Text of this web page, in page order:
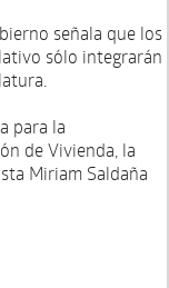
señala que los
sólo integrarán
para la
de Vivienda, la
Miriam Saldaña